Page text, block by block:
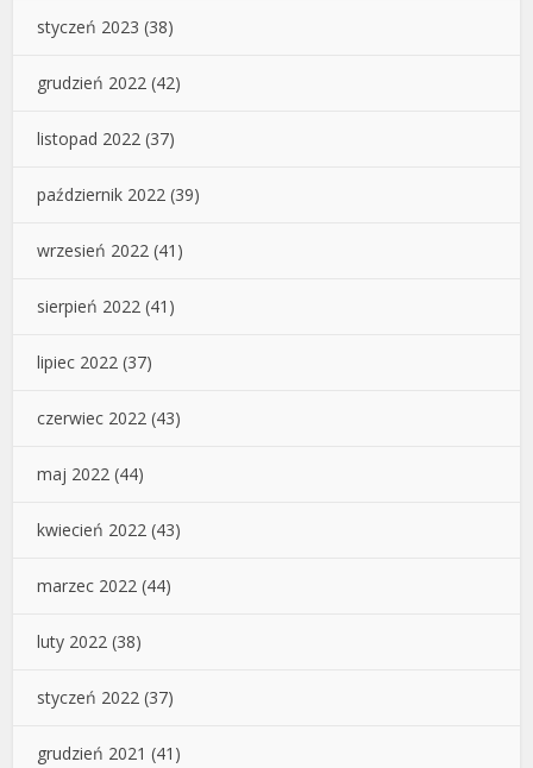
styczeń 2023 (38)
grudzień 2022 (42)
listopad 2022 (37)
październik 2022 (39)
wrzesień 2022 (41)
sierpień 2022 (41)
lipiec 2022 (37)
czerwiec 2022 (43)
maj 2022 (44)
kwiecień 2022 (43)
marzec 2022 (44)
luty 2022 (38)
styczeń 2022 (37)
grudzień 2021 (41)